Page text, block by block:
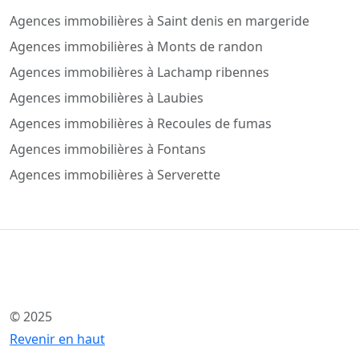
Agences immobilières à Saint denis en margeride
Agences immobilières à Monts de randon
Agences immobilières à Lachamp ribennes
Agences immobilières à Laubies
Agences immobilières à Recoules de fumas
Agences immobilières à Fontans
Agences immobilières à Serverette
© 2025
Revenir en haut